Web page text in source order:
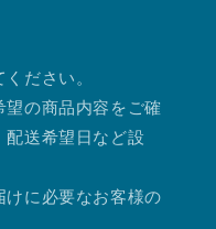
ださい。
の商品内容をご確
送希望日など設
けに必要なお客様の